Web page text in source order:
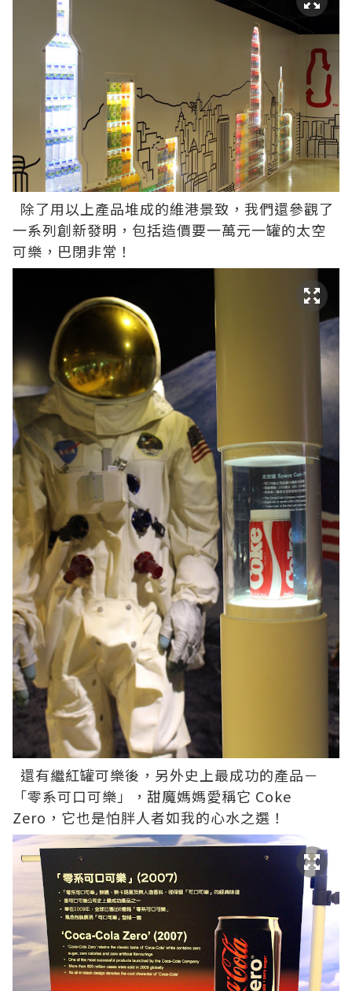
除了用以上產品堆成的維港景致，我們還參觀了
一系列創新發明，包括造價要一萬元一罐的太空
可樂，巴閉非常！
還有繼紅罐可樂後，另外史上最成功的產品－
「零系可口可樂」，甜魔媽媽愛稱它 Coke
Zero，它也是怕胖人者如我的心水之選！